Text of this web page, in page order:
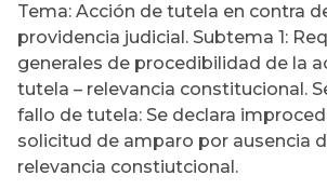
Tema: Acción de tutela en contra
providencia judicial. Subtema 1:
generales de procedibilidad de la
tutela – relevancia constitucional.
fallo de tutela: Se declara
solicitud de amparo por ausencia
relevancia constiutcional.